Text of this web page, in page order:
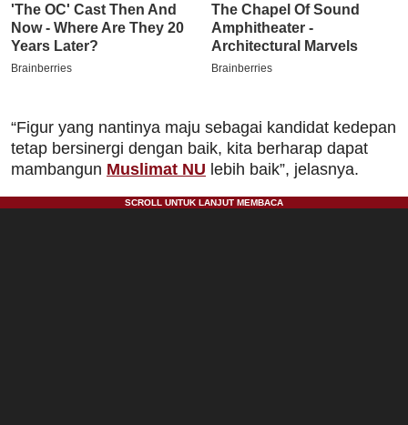
“Figur yang nantinya maju sebagai kandidat kedepan
tetap bersinergi dengan baik, kita berharap dapat
mambangun Muslimat NU lebih baik”, jelasnya.